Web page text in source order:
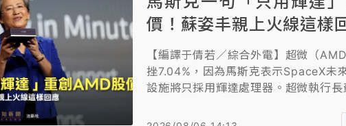
價！蘇姿丰親上火線這樣
【編譯于倩若／綜合外電】超微（
挫7.04%，因為馬斯克表示SpaceX未
設施將只採用輝達處理器。超微執行